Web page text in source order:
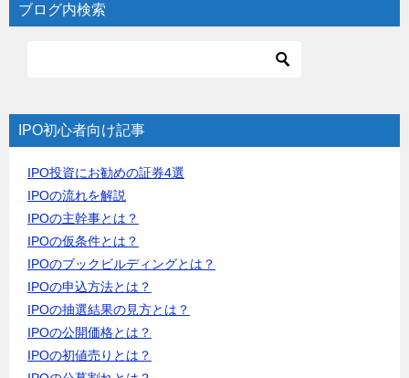
ブログ内検索
IPO初心者向け記事
IPO投資にお勧めの証券4選
IPOの流れを解説
IPOの主幹事とは？
IPOの仮条件とは？
IPOのブックビルディングとは？
IPOの申込方法とは？
IPOの抽選結果の見方とは？
IPOの公開価格とは？
IPOの初値売りとは？